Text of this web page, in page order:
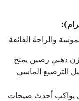
والراحة الفائقة:
ذهبي رصين يمنح
الترصيع الماسي
أحدث صيحات